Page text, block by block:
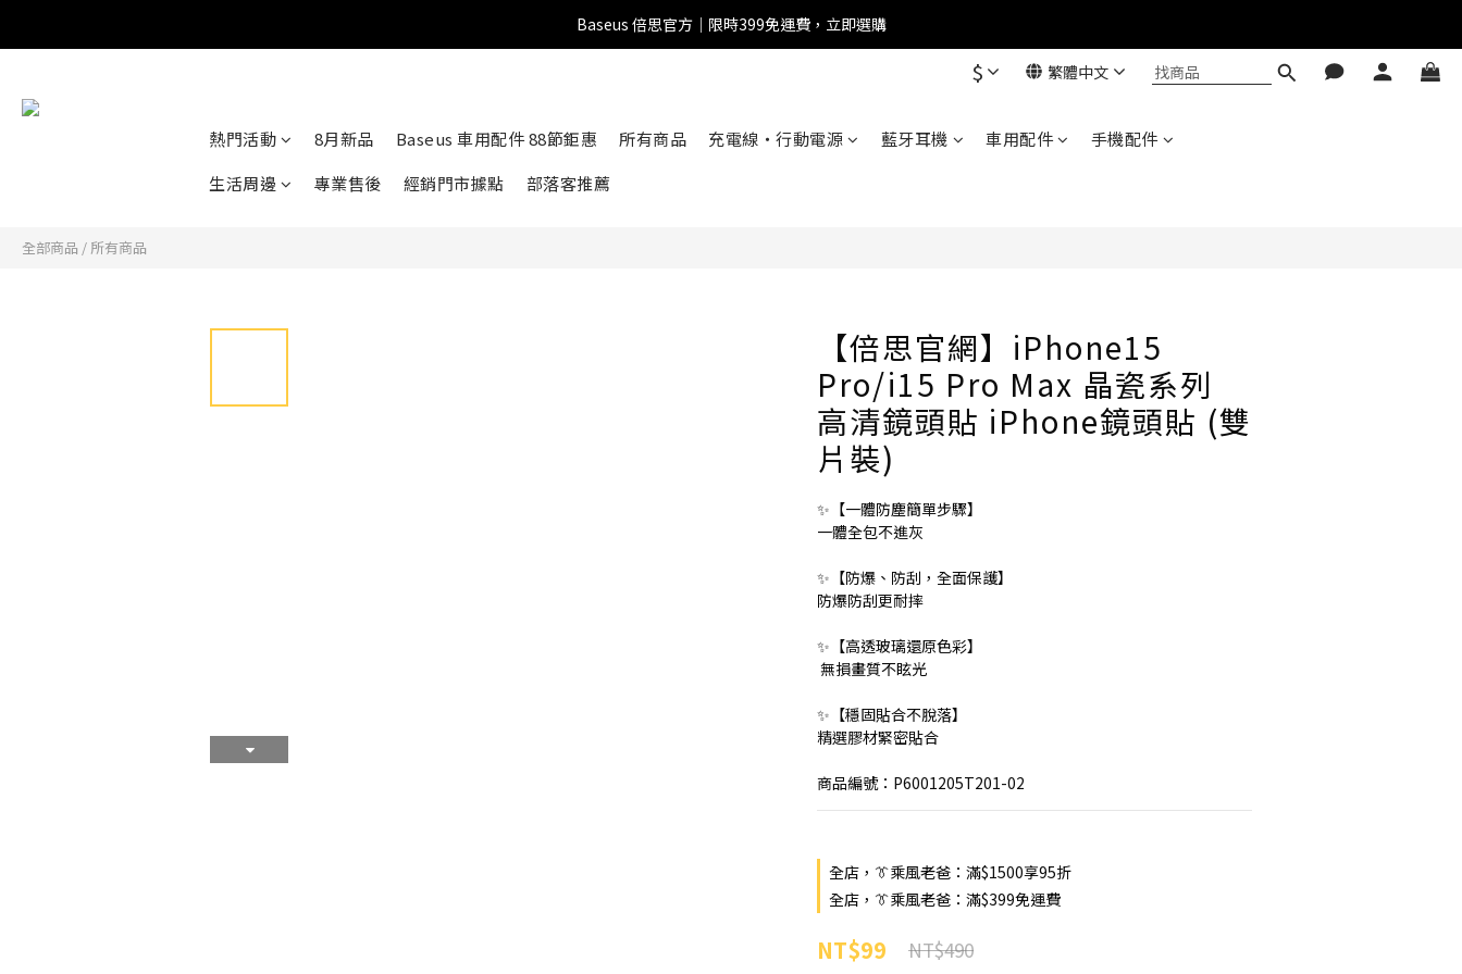
全館滿1500 95折
$ 繁體中文
熱門活動 8月新品 Baseus 車用配件 88節鉅惠 所有商品 充電線・行動電源 藍牙耳機 車用配件
手機配件
生活周邊
專業售後 經銷門市據點 部落客推薦
全部商品 / 所有商品
【倍思官網】iPhone15
Pro/i15 Pro Max 晶瓷系列
高清鏡頭貼 iPhone鏡頭貼 (雙
片裝)
✨【一體防塵簡單步驟】
一體全包不進灰
✨【防爆、防刮，全面保護】
防爆防刮更耐摔
✨【高透玻璃還原色彩】
無損畫質不眩光
✨【穩固貼合不脫落】
精選膠材緊密貼合
商品編號：P6001205T201-02
全店，👔乘風老爸：滿$1500享95折
全店，👔乘風老爸：滿$399免運費
NT$99 NT$490
立即購買
商品導購 / 客服資訊